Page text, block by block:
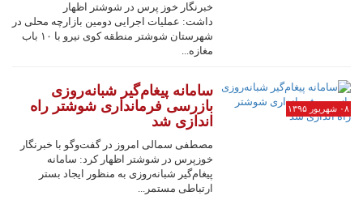
خبرنگار خوز پرس در شوشتر اظهار
داشت: عملیات اجرایی دومین بازارچه محلی در
شهرستان شوشتر منطقه کوی نیرو با ۱۰ باب
مغازه...
۰۸ شهریور ۱۳۹۵
سامانه پیغام‌گیر شبانه‌روزی
بازرسی فرمانداری شوشتر راه
اندازی شد
مصطفی سمالی امروز در گفت‌وگو با خبرنگار
خوزپرس در شوشتر اظهار کرد: سامانه
پیغام‌گیر شبانه‌روزی به منظور ایجاد بستر
ارتباطی مستمر...